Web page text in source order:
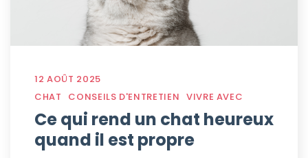
12 AOÛT 2025
CHAT
CONSEILS D'ENTRETIEN VIVRE AVEC
Ce qui rend un chat heureux
quand il est propre